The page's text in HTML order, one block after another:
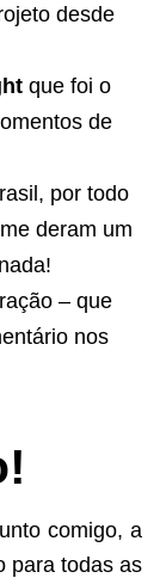
desde
que foi o
de
por todo
deram um
– que
nos
comigo, a
para todas as